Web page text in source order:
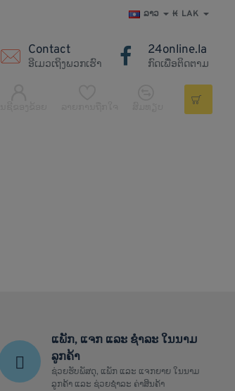
ລາວ ₭ LAK
Contact
ອີເມວເຖິງພວກເຮົາ
24online.la
ກົດເພື່ອຕິດຕາມ
ແພັກ, ແຈກ ແລະ ຊຳລະ ໃນນາມ
ລູກຄ້າ
ຊ່ວຍຮັບພັສດຸ, ແພັກ ແລະ ແຈກຍາຍ ໃນນາມ
ລູກຄ້າ ແລະ ຊ່ວຍຊຳລະ ຄ່າສິນຄ້າ